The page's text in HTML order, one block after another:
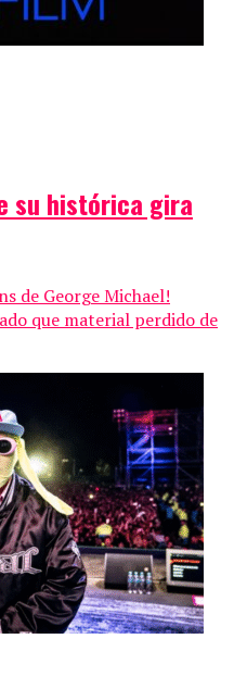
su histórica gira
de George Michael!
que material perdido de